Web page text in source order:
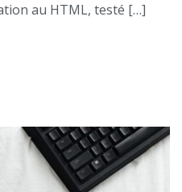
zéro
au HTML, testé […]